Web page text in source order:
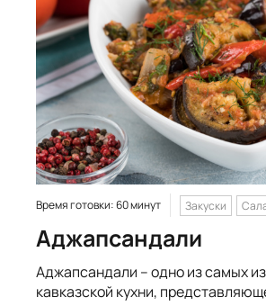
Время готовки: 60 минут Закуски
Аджапсандали
Аджапсандали – одно из самых
кавказской кухни,